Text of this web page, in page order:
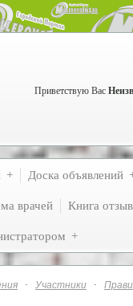
Приветствую Вас
Доска объявлений
врачей Книга
· Участники ·